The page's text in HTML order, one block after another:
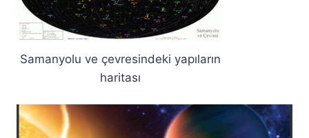
Samanyolu ve çevresindeki yapıların
haritası